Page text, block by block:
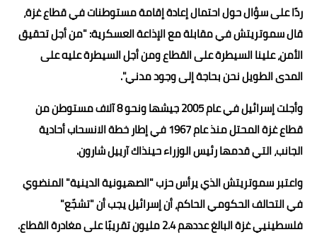
مقالات
ردًا على سؤال حول احتمال إعادة إقامة مستوطنات في قطاع غزة،
قال سموتريتش في مقابلة مع الإذاعة العسكرية: "من أجل تحقيق
الأمن، علينا السيطرة على القطاع ومن أجل السيطرة عليه على
المدى الطويل نحن بحاجة إلى وجود مدني".
وأجلت إسرائيل في عام 2005 جيشها ونحو 8 آلاف مستوطن من
قطاع غزة المحتل منذ عام 1967 في إطار خطة الانسحاب أحادية
الجانب، التي قدمها رئيس الوزراء حينذاك آرييل شارون.
واعتبر سموتريتش الذي يرأس حزب "الصهيونية الدينية" المنضوي
في التحالف الحكومي الحاكم، أن إسرائيل يجب أن "تشجّع"
فلسطينيي غزة البالغ عددهم 2.4 مليون تقريبًا على مغادرة القطاع.